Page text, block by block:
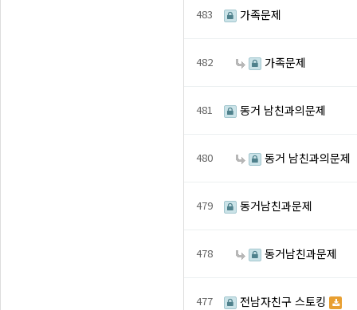
483 가족문제
482 가족문제
481 동거 남친과의문제
480 동거 남친과의문제
479 동거남친과문제
478 동거남친과문제
477 전남자친구 스토킹